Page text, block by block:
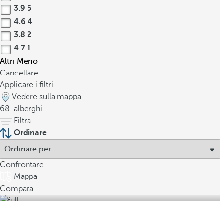
3.9 5
4.6 4
3.8 2
4.7 1
Altri Meno
Cancellare
Applicare i filtri
Vedere sulla mappa
68 alberghi
Filtra
Ordinare
Confrontare
Mappa
Compara